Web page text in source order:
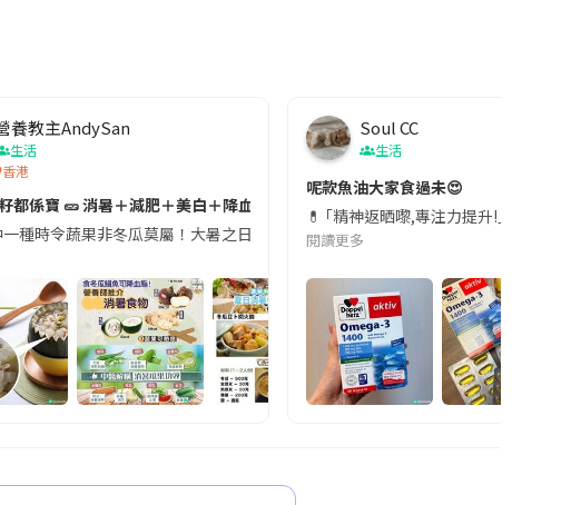
「1標示」🚨
別留意隨身行李中的行動電源。一名旅客日前在機場安檢時，明明攜帶的行
養教主AndySan
生活
香港
都係寶 🥒 消暑＋減肥＋美白＋降血脂
種時令蔬果非冬瓜莫屬！大暑之日，點都要飲碗冬瓜湯消暑解渴！除了解暑，
Soul CC
生活
呢款魚油大家食過未😍
💊 ｢精神返晒嚟,專注力提升!｣ 長時間
閱讀更多